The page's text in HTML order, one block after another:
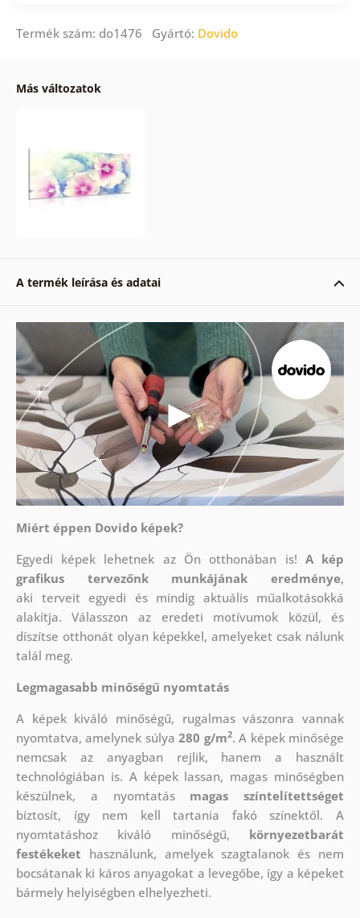
Termék szám: do1476 Gyártó: Dovido
Más változatok
A termék leírása és adatai
Miért éppen Dovido képek?
Egyedi képek lehetnek az Ön otthonában is! A kép
grafikus tervezőnk munkájának eredménye,
aki terveit egyedi és mindig aktuális műalkotásokká
alakítja. Válasszon az eredeti motívumok közül, és
díszítse otthonát olyan képekkel, amelyeket csak nálunk
talál meg.
Legmagasabb minőségű nyomtatás
A képek kiváló minőségű, rugalmas vászonra vannak
nyomtatva, amelynek súlya280 g/m2. A képek minősége
nemcsak az anyagban rejlik, hanem a használt
technológiában is. A képek lassan, magas minőségben
készülnek, a nyomtatás magas színtelítettséget
biztosít, így nem kell tartania fakó színektől. A
nyomtatáshoz kiváló minőségű, környezetbarát
festékeket használunk, amelyek szagtalanok és nem
bocsátanak ki káros anyagokat a levegőbe, így a képeket
bármely helyiségben elhelyezheti.